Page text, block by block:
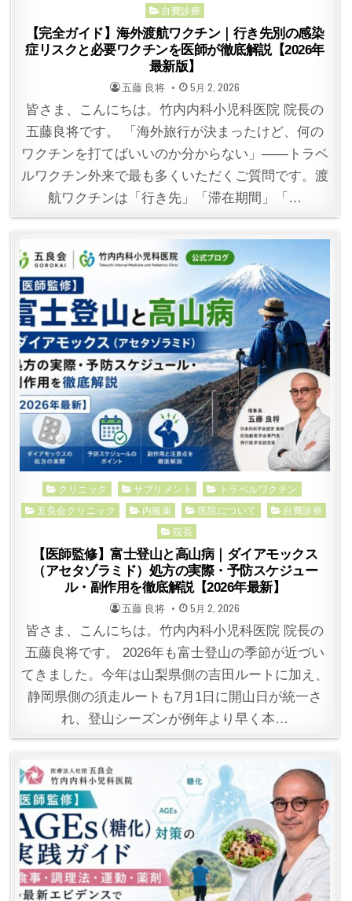
自費診療
【完全ガイド】海外渡航ワクチン｜行き先別の感染
症リスクと必要ワクチンを医師が徹底解説【2026年
最新版】
POSTED
BY
五藤 良将 POSTED
ON
5月 2, 2026
皆さま、こんにちは。竹内内科小児科医院 院長の
五藤良将です。 「海外旅行が決まったけど、何の
ワクチンを打てばいいのか分からない」——トラベ
ルワクチン外来で最も多くいただくご質問です。渡
航ワクチンは「行き先」「滞在期間」「…
Posted
in
クリニック サプリメント
トラベルワクチン
五良会クリニック
内服薬 医院について
自費診療
院長
【医師監修】富士登山と高山病｜ダイアモックス
（アセタゾラミド）処方の実際・予防スケジュー
ル・副作用を徹底解説【2026年最新】
POSTED
BY
五藤 良将 POSTED
ON
5月 2, 2026
皆さま、こんにちは。竹内内科小児科医院 院長の
五藤良将です。 2026年も富士登山の季節が近づい
てきました。今年は山梨県側の吉田ルートに加え、
静岡県側の須走ルートも7月1日に開山日が統一さ
れ、登山シーズンが例年より早く本…